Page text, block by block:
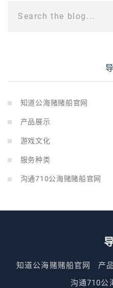
Search the blog...
知道公海赌赌船官网
产品展示
游戏文化
服务种类
沟通710公海赌赌船官网
知道公海赌赌船官网 产
沟通710公